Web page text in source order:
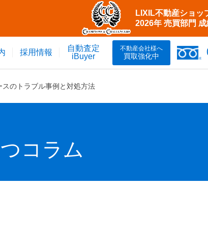
LIXIL不動産ショッ
2026年 売買部門
採用情報
自動査定
iBuyer
不動産会社様へ
買取強化中
のトラブル事例と対処方法
コラム